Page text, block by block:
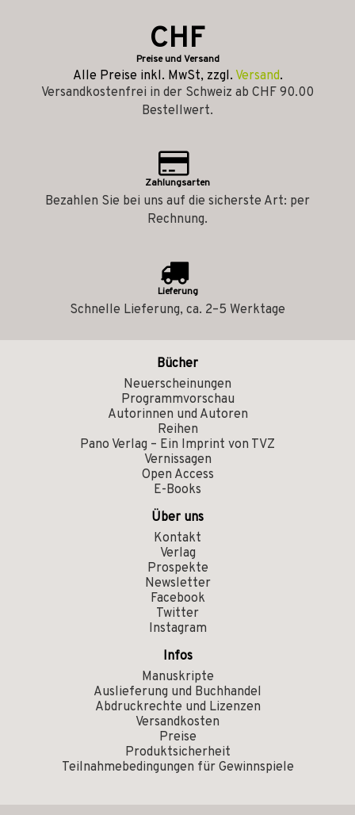
CHF
Preise und Versand
Alle Preise inkl. MwSt, zzgl. Versand.
Versandkostenfrei in der Schweiz ab CHF 90.00
Bestellwert.
Zahlungsarten
Bezahlen Sie bei uns auf die sicherste Art: per
Rechnung.
Lieferung
Schnelle Lieferung, ca. 2–5 Werktage
Bücher
Neuerscheinungen
Programmvorschau
Autorinnen und Autoren
Reihen
Pano Verlag – Ein Imprint von TVZ
Vernissagen
Open Access
E-Books
Über uns
Kontakt
Verlag
Prospekte
Newsletter
Facebook
Twitter
Instagram
Infos
Manuskripte
Auslieferung und Buchhandel
Abdruckrechte und Lizenzen
Versandkosten
Preise
Produktsicherheit
Teilnahmebedingungen für Gewinnspiele